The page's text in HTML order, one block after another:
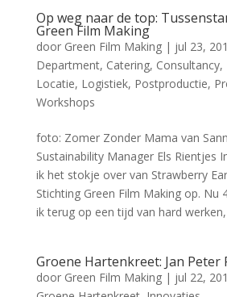
Op weg naar de top:
Green Film Making
door Green Film Making| jul 23,
Department, Catering, Consultancy,
Locatie, Logistiek, Postproductie,
Workshops
foto: Zomer Zonder Mama van
Sustainability Manager Els Rientjes
ik het stokje over van Strawberry
Stichting Green Film Making op. Nu
ik terug op een tijd van hard
Groene Hartenkreet: Jan Peter
door Green Film Making| jul 22,